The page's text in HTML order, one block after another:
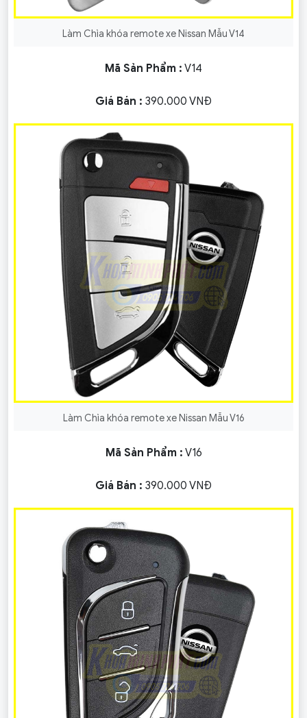
Làm Chìa khóa remote xe Nissan Mẫu V14
Mã Sản Phẩm : V14
Giá Bán : 390.000 VNĐ
Làm Chìa khóa remote xe Nissan Mẫu V16
Mã Sản Phẩm : V16
Giá Bán : 390.000 VNĐ